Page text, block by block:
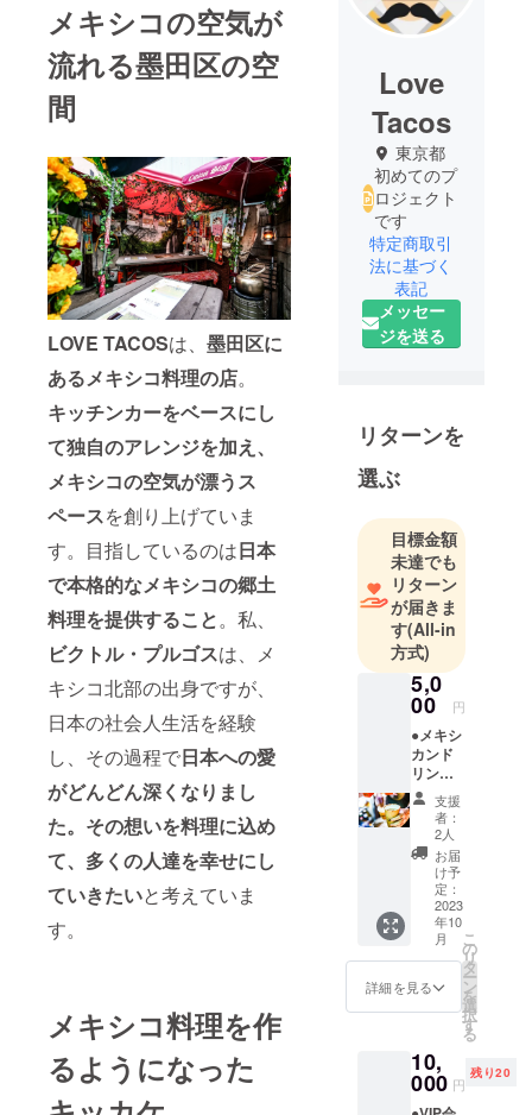
メキシコの空気が
流れる墨田区の空
間
LOVE TACOSは、 墨田区に
あるメキシコ料理の店。
キッチンカーをベースにし
て独自のアレンジを加え、
メキシコの空気が漂うス
ペースを創り上げていま
す。目指しているのは日本
で本格的なメキシコの郷土
料理を提供すること。私、
ビクトル・プルゴスは、メ
キシコ北部の出身ですが、
日本の社会人生活を経験
し、その過程で日本への愛
がどんどん深くなりまし
た。その想いを料理に込め
て、多くの人達を幸せにし
ていきたいと考えていま
す。
メキシコ料理を作
るようになった
Love
Tacos
東京都
初めてのプ
ロジェクト
です
特定商取引
法に基づく
表記
メッセー
ジを送る
リターンを
選ぶ
目標金額
未達でも
リターン
が届きま
す(All-in
方式)
5,0
00 円
●メキシ
カンド
リング
飲み比
べコー
LOVE
TACOで
は、メ
キシコ
から輸
入した
様々な
ドリン
ク、
ビー
キシコ
ワイ
ン、プ
支援
者：
2人
お届
け予
定：
2023
年10
月
詳細を見る
こ
の
リ
タ
ー
ン
を
選
択
す
る
10,
000 円
残り20